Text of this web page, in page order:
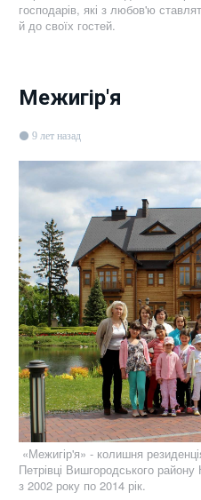
господарів, які з любов'ю
й до своїх гостей.
Межигір'я
9 лет назад
«Межигір'я» - колишня
Петрівці Вишгородського району
з 2002 року по 2014 рік.